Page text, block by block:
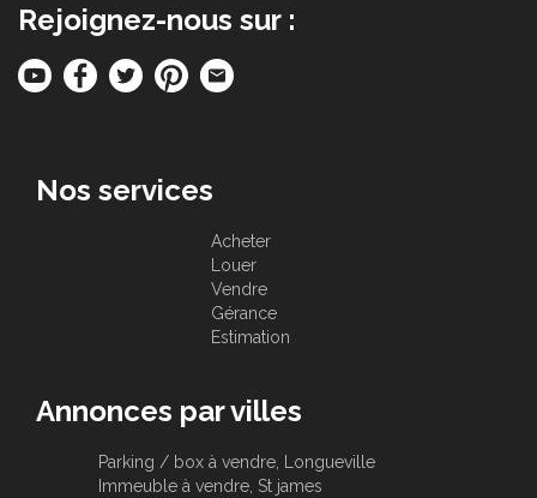
Rejoignez-nous sur :
Nos services
Acheter
Louer
Vendre
Gérance
Estimation
Annonces par villes
Parking / box à vendre, Longueville
Immeuble à vendre, St james